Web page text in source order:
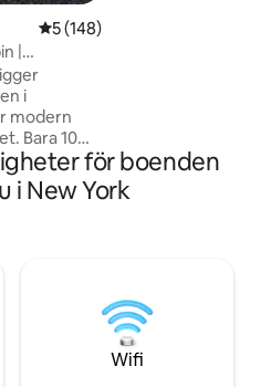
5 av 5 i genomsnittligt
5 (148)
|
i
modern
Bara 10
2 timmar
privat 2
Med
och
för boenden
i New York
Wifi